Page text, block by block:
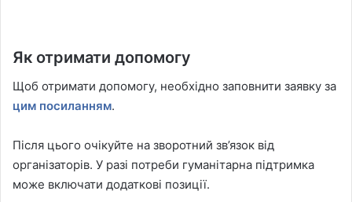
Як отримати допомогу
Щоб отримати допомогу, необхідно заповнити заявку за
цим посиланням.
Після цього очікуйте на зворотний зв’язок від
організаторів. У разі потреби гуманітарна підтримка
може включати додаткові позиції.